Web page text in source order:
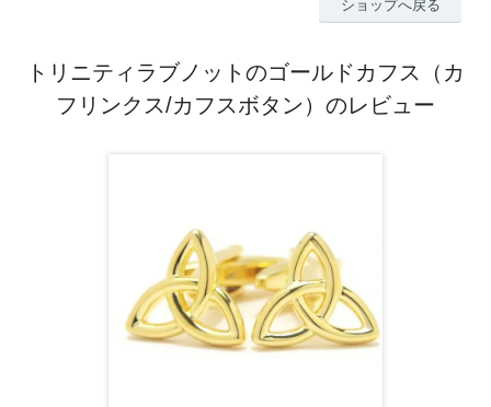
ショップへ戻る
トリニティラブノットのゴールドカフス（カ
フリンクス/カフスボタン）のレビュー